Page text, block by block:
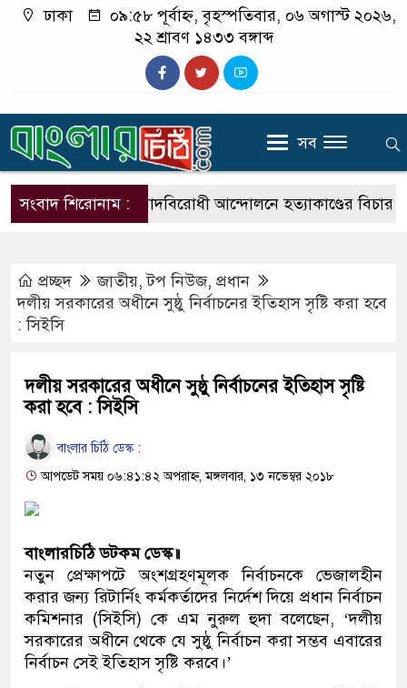
ঢাকা
০৯:৫৮ পূর্বাহ্ন, বৃহস্পতিবার, ০৬ অগাস্ট ২০২৬,
২২ শ্রাবণ ১৪৩৩ বঙ্গাব্দ
সব
সংবাদ শিরোনাম :ফ্যাসিবাদবিরোধী আন্দোলনে হত্যাকাণ্ডের বিচার হবে
প্রচ্ছদ জাতীয়,টপ নিউজ, প্রধান
দলীয় সরকারের অধীনে সুষ্ঠু নির্বাচনের ইতিহাস সৃষ্টি করা হবে
: সিইসি
দলীয় সরকারের অধীনে সুষ্ঠু নির্বাচনের ইতিহাস সৃষ্টি
করা হবে : সিইসি
বাংলার চিঠি ডেস্ক :
আপডেট সময় ০৬:৪১:৪২ অপরাহ্ন, মঙ্গলবার, ১৩ নভেম্বর ২০১৮
বাংলারচিঠি ডটকম ডেস্ক॥
নতুন প্রেক্ষাপটে অংশগ্রহণমূলক নির্বাচনকে ভেজালহীন
করার জন্য রিটার্নিং কর্মকর্তাদের নির্দেশ দিয়ে প্রধান নির্বাচন
কমিশনার (সিইসি) কে এম নুরুল হুদা বলেছেন, ‘দলীয়
সরকারের অধীনে থেকে যে সুষ্ঠু নির্বাচন করা সম্ভব এবারের
নির্বাচন সেই ইতিহাস সৃষ্টি করবে।’